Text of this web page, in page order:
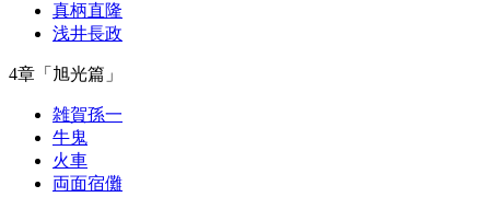
真柄直隆
浅井長政
4章「旭光篇」
雑賀孫一
牛鬼
火車
両面宿儺